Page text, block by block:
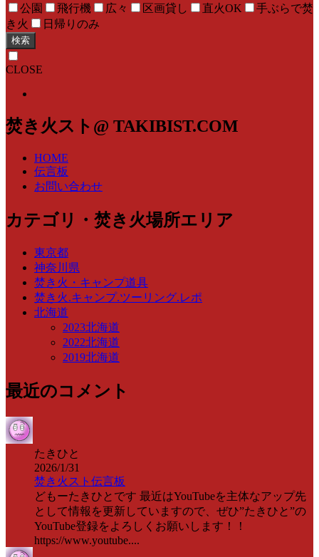
公園
飛行機 広々 区画貸し 直火OK
手ぶらで焚
き火
日帰りのみ
検索
CLOSE
焚き火スト@ TAKIBIST.COM
HOME
伝言板
お問い合わせ
カテゴリ・焚き火場所エリア
東京都
神奈川県
焚き火・キャンプ道具
焚き火.キャンプ.ツーリング.レポ
北海道
2023北海道
2022北海道
2019北海道
最近のコメント
たきひと
2026/1/31
焚き火スト伝言板
どもーたきひとです 最近はYouTubeを主体なアップ先
として情報を更新していますので、ぜひ”たきひと”の
YouTube登録をよろしくお願いします！！
https://www.youtube....